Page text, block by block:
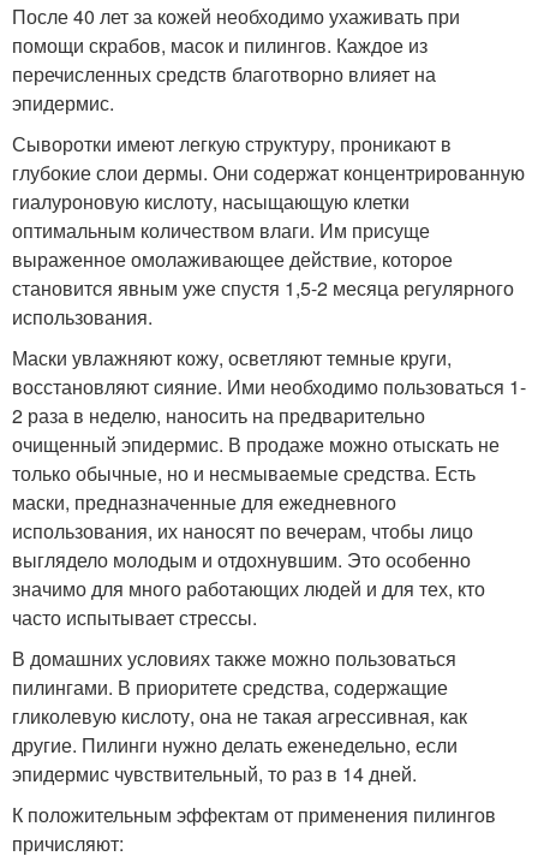
После 40 лет за кожей необходимо ухаживать при
помощи скрабов, масок и пилингов. Каждое из
перечисленных средств благотворно влияет на
эпидермис.
Сыворотки имеют легкую структуру, проникают в
глубокие слои дермы. Они содержат концентрированную
гиалуроновую кислоту, насыщающую клетки
оптимальным количеством влаги. Им присуще
выраженное омолаживающее действие, которое
становится явным уже спустя 1,5-2 месяца регулярного
использования.
Маски увлажняют кожу, осветляют темные круги,
восстановляют сияние. Ими необходимо пользоваться 1-
2 раза в неделю, наносить на предварительно
очищенный эпидермис. В продаже можно отыскать не
только обычные, но и несмываемые средства. Есть
маски, предназначенные для ежедневного
использования, их наносят по вечерам, чтобы лицо
выглядело молодым и отдохнувшим. Это особенно
значимо для много работающих людей и для тех, кто
часто испытывает стрессы.
В домашних условиях также можно пользоваться
пилингами. В приоритете средства, содержащие
гликолевую кислоту, она не такая агрессивная, как
другие. Пилинги нужно делать еженедельно, если
эпидермис чувствительный, то раз в 14 дней.
К положительным эффектам от применения пилингов
причисляют: